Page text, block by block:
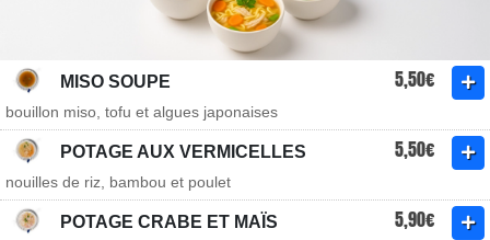
MISO SOUPE 5,50€
bouillon miso, tofu et algues japonaises
POTAGE AUX VERMICELLES 5,50€
nouilles de riz, bambou et poulet
POTAGE CRABE ET MAÏS 5,90€